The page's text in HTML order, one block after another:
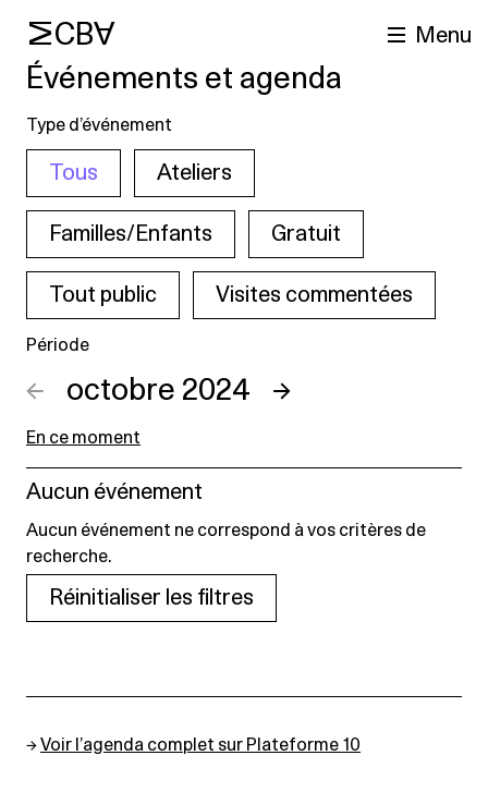
MCBA Menu
Événements et agenda
Type d’événement
Tous Ateliers
Familles/Enfants Gratuit
Tout public Visites commentées
Période
← octobre 2024 →
En ce moment
Aucun événement
Aucun événement ne correspond à vos critères de
recherche.
Réinitialiser les filtres
→Voir l’agenda complet sur Plateforme 10